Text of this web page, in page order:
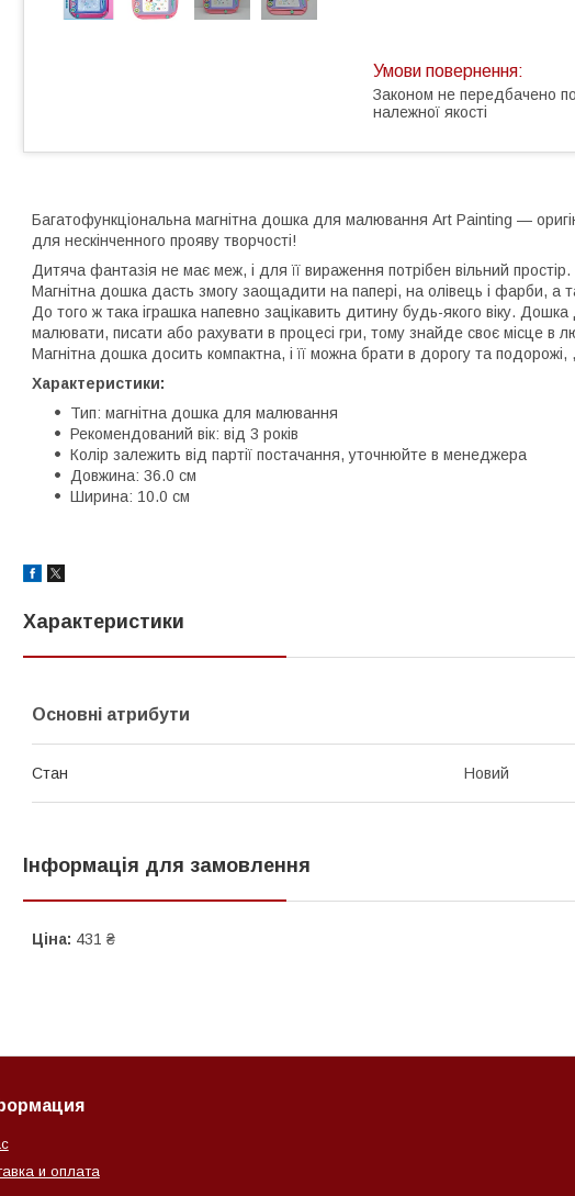
Законом не передбачено
належної якості
Багатофункціональна магнітна дошка для малювання Art Painting —
для нескінченного прояву творчості!
Дитяча фантазія не має меж, і для її вираження потрібен вільний простір.
Магнітна дошка дасть змогу заощадити на папері, на олівець і фарби, а
До того ж така іграшка напевно зацікавить дитину будь-якого віку.
малювати, писати або рахувати в процесі гри, тому знайде своє місце в
Магнітна дошка досить компактна, і її можна брати в дорогу та
Характеристики:
Тип: магнітна дошка для малювання
Рекомендований вік: від 3 років
Колір залежить від партії постачання, уточнюйте в менеджера
Довжина: 36.0 см
Ширина: 10.0 см
Характеристики
Основні атрибути
Стан Новий
Інформація для замовлення
Ціна: 431 ₴
и оплата